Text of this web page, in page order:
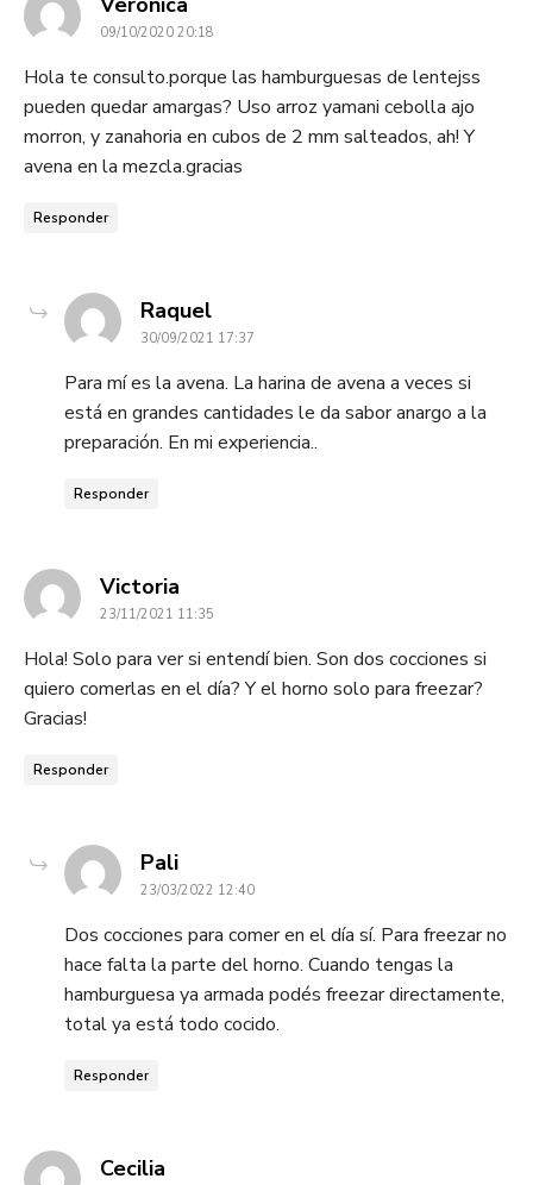
09/10/2020 20:18
Hola te consulto.porque las hamburguesas de lentejss
pueden quedar amargas? Uso arroz yamani cebolla ajo
morron, y zanahoria en cubos de 2 mm salteados, ah! Y
avena en la mezcla.gracias
Responder
Raqueldice:
30/09/2021 17:37
Para mí es la avena. La harina de avena a veces si
está en grandes cantidades le da sabor anargo a la
preparación. En mi experiencia..
Responder
Victoria
23/11/2021 11:35
Hola! Solo para ver si entendí bien. Son dos cocciones si
quiero comerlas en el día? Y el horno solo para freezar?
Gracias!
Responder
Palidice:
23/03/2022 12:40
Dos cocciones para comer en el día sí. Para freezar no
hace falta la parte del horno. Cuando tengas la
hamburguesa ya armada podés freezar directamente,
total ya está todo cocido.
Responder
Cecilia